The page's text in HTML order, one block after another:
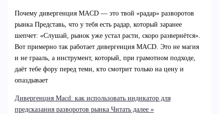
Почему дивергенция MACD — это твой «радар» разворотов
рынка Представь, что у тебя есть радар, который заранее
шепчет: «Слушай, рынок уже устал расти, скоро развернётся».
Вот примерно так работает дивергенция MACD. Это не магия
и не грааль, а инструмент, который, при грамотном подходе,
даёт тебе фору перед теми, кто смотрит только на цену и
опаздывает
Дивергенция Macd: как использовать индикатор для
предсказания разворотов рынкаЧитать далее »